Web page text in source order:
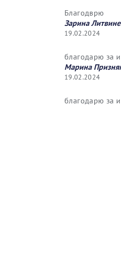
Благодврю
Зарина
19.02.2024
благодарю за
Марина
19.02.2024
благодарю за